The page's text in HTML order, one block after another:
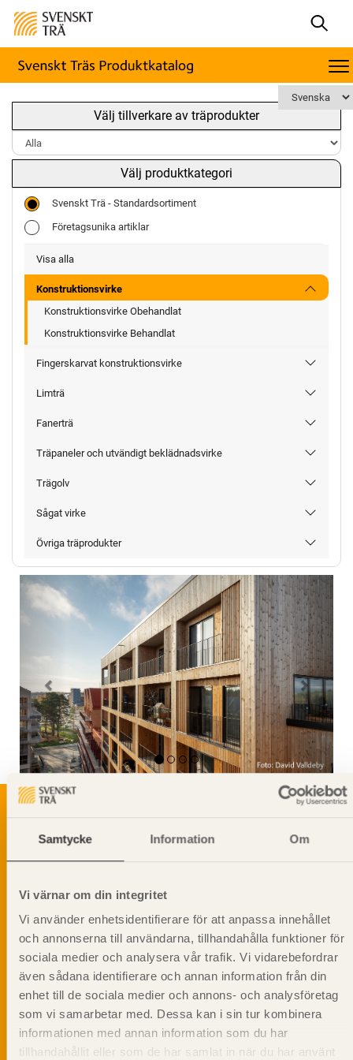
Samtycke Information Om
Vi värnar om din integritet
Vi använder enhetsidentifierare för att anpassa innehållet
och annonserna till användarna, tillhandahålla funktioner för
sociala medier och analysera vår trafik. Vi vidarebefordrar
även sådana identifierare och annan information från din
enhet till de sociala medier och annons- och analysföretag
som vi samarbetar med. Dessa kan i sin tur kombinera
informationen med annan information som du har
tillhandahållit eller som de har samlat in när du har använt
Välj tillverkare av träprodukter
Välj produktkategori
Svenskt Trä - Standardsortiment
Företagsunika artiklar
Visa alla
Konstruktionsvirke
Konstruktionsvirke Obehandlat
Konstruktionsvirke Behandlat
Fingerskarvat konstruktionsvirke
Limträ
Fanerträ
Träpaneler och utvändigt beklädnadsvirke
Trägolv
Sågat virke
Övriga träprodukter
Föregående Nästa
beskriva träprodukter och deras unika
egenskaper.
Dela på
Prenumerera på Svenskt Träs